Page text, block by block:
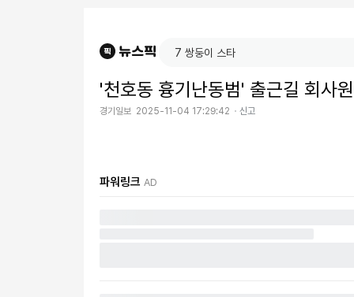
'천호동 흉기난동범' 출근길 회사
경기일보 2025-11-04 17:29:42 신고
파워링크 AD